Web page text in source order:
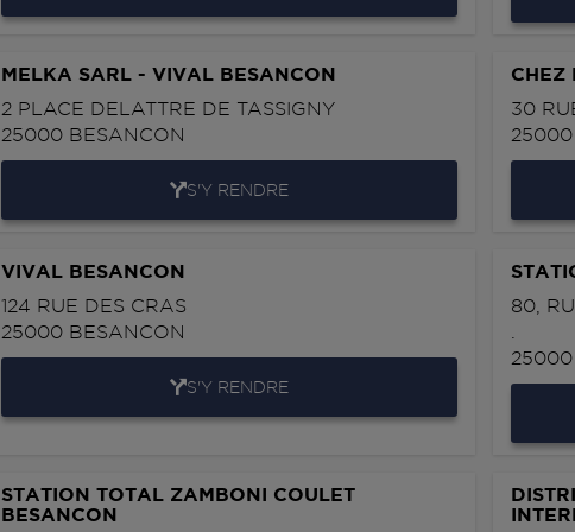
MELKA SARL - VIVAL BESANCON
2 PLACE DELATTRE DE TASSIGNY
25000 BESANCON
S'Y RENDRE
CHEZ
30
VIVAL BESANCON
124 RUE DES CRAS
25000 BESANCON
S'Y RENDRE
80,
STATION TOTAL ZAMBONI COULET
BESANCON